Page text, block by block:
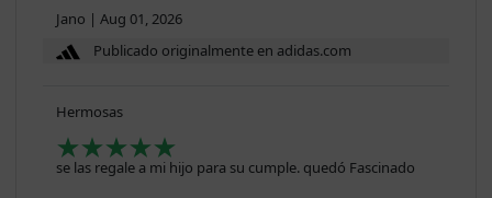
Jano | Aug 01, 2026
Publicado originalmente en adidas.com
Hermosas
se las regale a mi hijo para su cumple. quedó Fascinado